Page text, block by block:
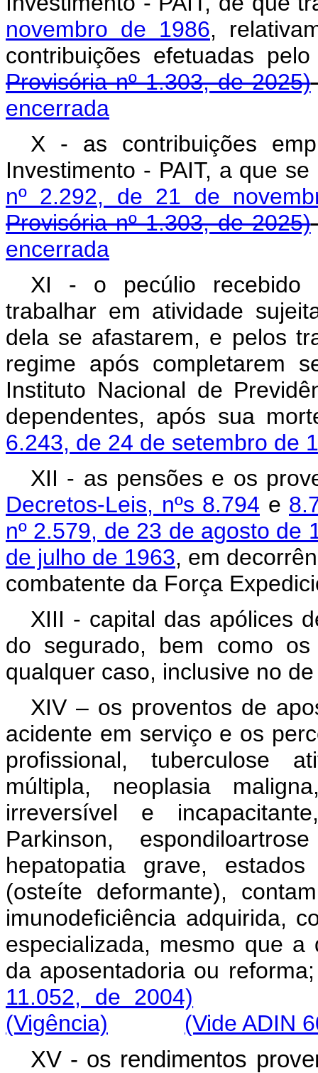
novembro de 1986,
contribuições
Provisória nº 1.303, de 2025)
encerrada
X - as contribuições
Investimento - PAIT, a que
nº 2.292, de 21 de
Provisória nº 1.303, de 2025)
encerrada
XI - o pecúlio recebido
trabalhar em atividade
dela se afastarem, e pelos
regime após completarem
Instituto Nacional de
dependentes, após sua
6.243, de 24 de setembro de
XII - as pensões e os
Decretos-Leis, nºs 8.794 e
nº 2.579, de 23 de agosto de
de julho de 1963, em
combatente da Força
XIII - capital das apólices
do segurado, bem como
qualquer caso, inclusive no
XIV – os proventos de
acidente em serviço e os
profissional, tuberculose
múltipla, neoplasia
irreversível e
Parkinson,
hepatopatia grave,
(osteíte deformante),
imunodeficiência adquirida,
especializada, mesmo que
da aposentadoria ou
11.052, de 2004)
(Vigência)
(Vide ADIN
XV - os rendimentos